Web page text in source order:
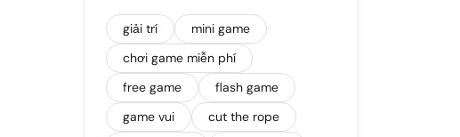
giải trí
mini game
chơi game miễn phí
free game
flash game
game vui
cut the rope